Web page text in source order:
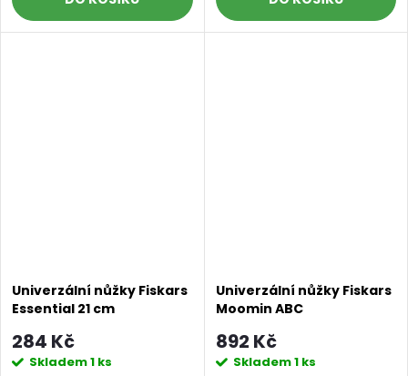
Univerzální nůžky Fiskars
Essential 21 cm
284 Kč
Skladem1 ks
Univerzální nůžky Fiskars
Moomin ABC
892 Kč
Skladem1 ks